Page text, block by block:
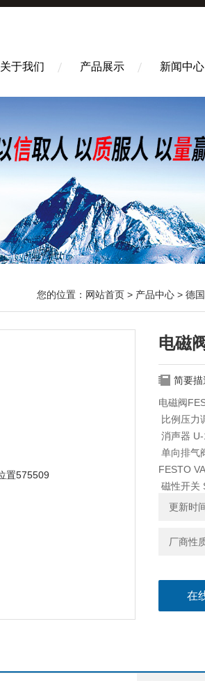
关于我们 产品展示 新闻中心
您的位置： 网站首页 > 产品中心 > 德
电磁
简要描
电磁阀
比例压力
消声器
单向排气
FESTO
磁性开关
VSVA-B-
更新时
厂商性
在